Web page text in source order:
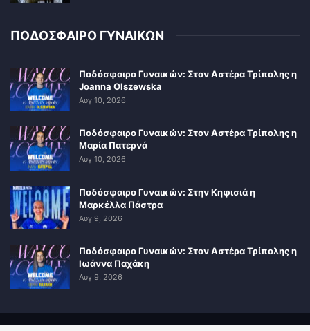
ΠΟΔΟΣΦΑΙΡΟ ΓΥΝΑΙΚΩΝ
Ποδόσφαιρο Γυναικών: Στον Αστέρα Τρίπολης η
Joanna Olszewska
Αυγ 10, 2026
Ποδόσφαιρο Γυναικών: Στον Αστέρα Τρίπολης η
Μαρία Πατερνά
Αυγ 10, 2026
Ποδόσφαιρο Γυναικών: Στην Κηφισιά η
Μαρκέλλα Πάστρα
Αυγ 9, 2026
Ποδόσφαιρο Γυναικών: Στον Αστέρα Τρίπολης η
Ιωάννα Παχάκη
Αυγ 9, 2026